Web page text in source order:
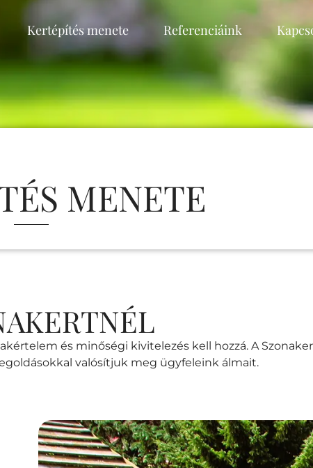
Kertépítés menete Referenciáink
MENETE
és minőségi kivitelezés kell hozzá. A
valósítjuk meg ügyfeleink álmait.